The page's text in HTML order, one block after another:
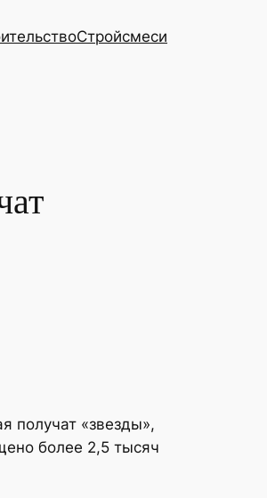
Стройсмеси
получат «звезды»,
более 2,5 тысяч